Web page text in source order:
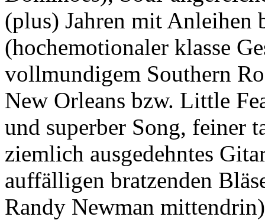
(plus) Jahren mit Anleihen
(hochemotionaler klasse
vollmundigem Southern
New Orleans bzw. Little
und superber Song, feiner
ziemlich ausgedehntes
auffälligen bratzenden
Randy Newman